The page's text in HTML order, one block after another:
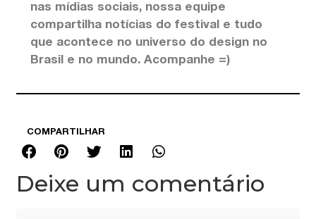
nas mídias sociais, nossa equipe
compartilha notícias do festival e tudo
que acontece no universo do design no
Brasil e no mundo. Acompanhe =)
COMPARTILHAR
Deixe um comentário